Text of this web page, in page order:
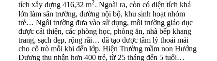
tích xây dựng 416,32 m2. Ngoài ra, còn có diện tích khá
lớn làm sân trường, đường nội bộ, khu sinh hoạt nhóm
trẻ… Ngôi trường đưa vào sử dụng, môi trường giáo dục
được cải thiện, các phòng học, phòng ăn, nhà bếp khang
trang, sạch đẹp, rộng rãi… đã tạo được tâm lý thoải mái
cho cô trò mỗi khi đến lớp. Hiện Trường mầm non Hướng
Dương thu nhận hơn 400 trẻ, từ 25 tháng đến 5 tuổi…